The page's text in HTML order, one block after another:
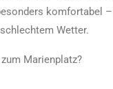
komfortabel
Wetter.